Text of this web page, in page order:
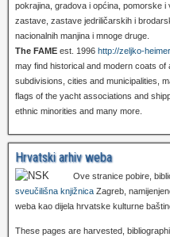
pokrajina, gradova i općina, pomorske
zastave, zastave jedriličarskih i
nacionalnih manjina i mnoge druge.
The FAME est. 1996 http://zeljko-
may find historical and modern coats
subdivisions, cities and municipalities,
flags of the yacht associations and
ethnic minorities and many more.
Hrvatski arhiv weba
Ove stranice pobire,
sveučilišna knjižnica Zagreb,
weba kao dijela hrvatske kulturne
These pages are harvested,